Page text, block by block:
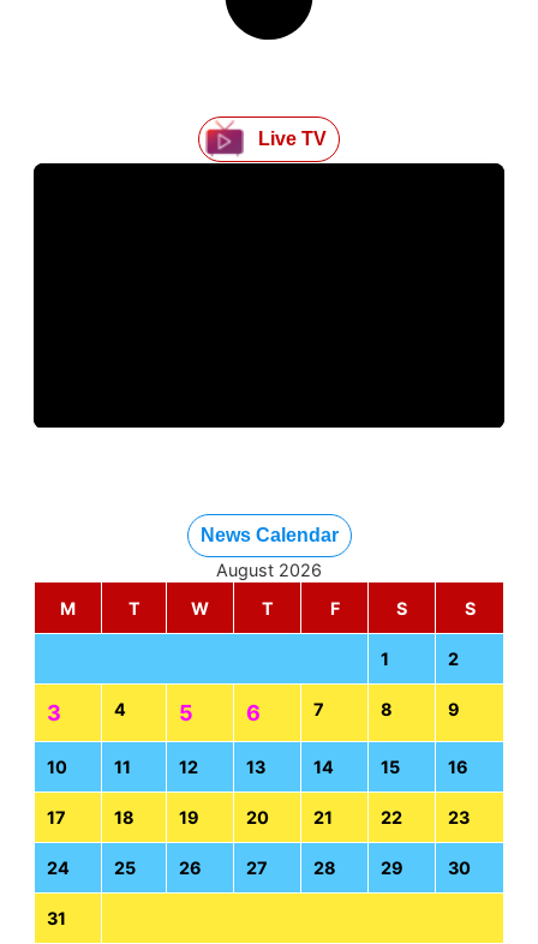
Live TV
News Calendar
August 2026
M
T W T F S S
1 2
3 4 5 6 7 8 9
10 11 12 13 14 15 16
17 18 19 20 21 22 23
24 25 26 27 28 29 30
31